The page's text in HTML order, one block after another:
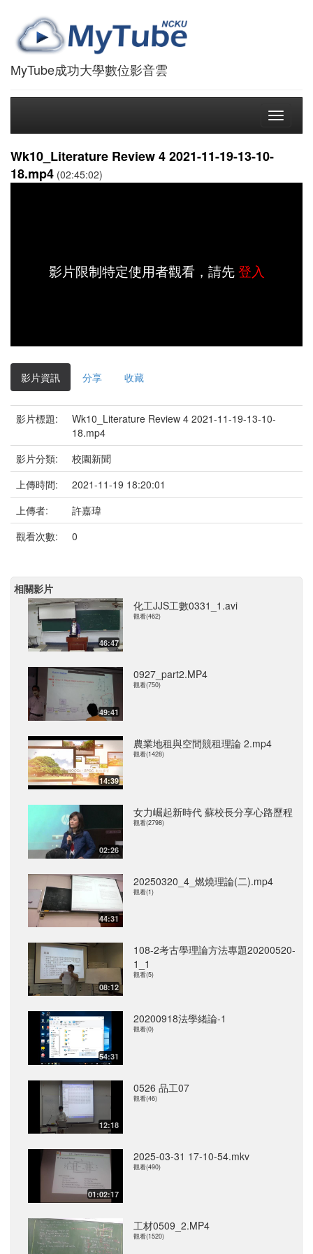
MyTube成功大學數位影音雲
Toggle
Wk10_Literature Review 4 2021-11-19-13-10-
18.mp4 (02:45:02)
影片限制特定使用者觀看，請先登入
影片資訊 分享 收藏
影片標題:
Wk10_Literature Review 4 2021-11-19-13-10-
18.mp4
影片分類:
校園新聞
上傳時間:
2021-11-19 18:20:01
上傳者:
許嘉瑋
觀看次數:
0
相關影片
46:47
化工JJS工數0331_1.avi
觀看(462)
49:41
0927_part2.MP4
觀看(750)
14:39
農業地租與空間競租理論 2.mp4
觀看(1428)
02:26
女力崛起新時代 蘇校長分享心路歷程
觀看(2798)
44:31
20250320_4_燃燒理論(二).mp4
觀看(1)
08:12
108-2考古學理論方法專題20200520-
1_1
觀看(5)
54:31
20200918法學緒論-1
觀看(0)
12:18
0526 品工07
觀看(46)
01:02:17
2025-03-31 17-10-54.mkv
觀看(490)
工材0509_2.MP4
觀看(1520)